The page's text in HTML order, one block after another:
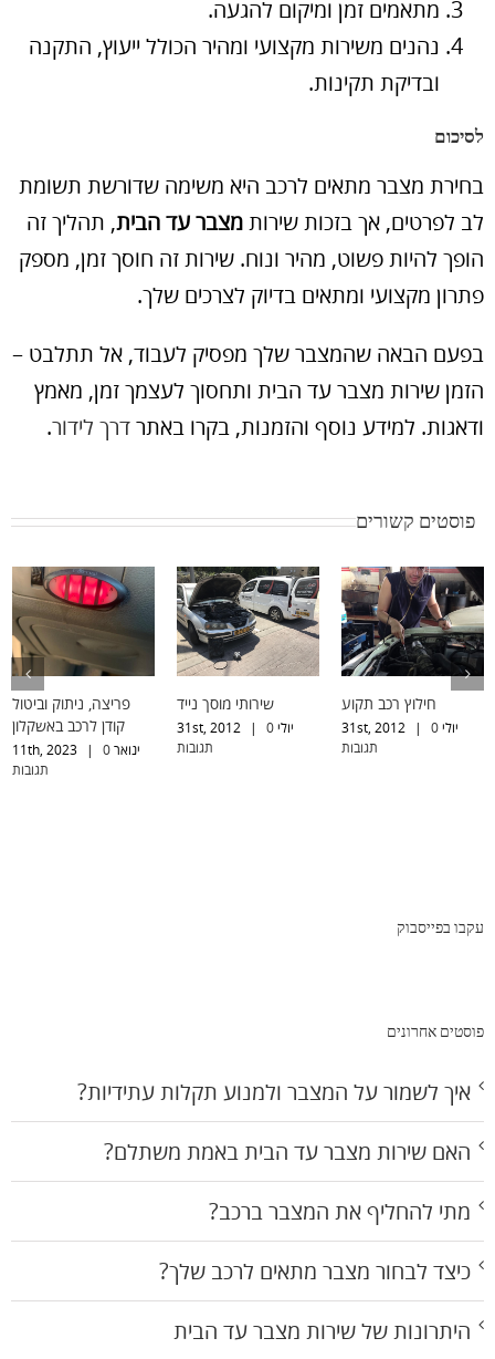
מתאמים זמן ומיקום להגעה.
נהנים משירות מקצועי ומהיר הכולל ייעוץ, התקנה
ובדיקת תקינות.
לסיכום
בחירת מצבר מתאים לרכב היא משימה שדורשת תשומת
לב לפרטים, אך בזכות שירותמצבר עד הבית, תהליך זה
הופך להיות פשוט, מהיר ונוח. שירות זה חוסך זמן, מספק
פתרון מקצועי ומתאים בדיוק לצרכים שלך.
בפעם הבאה שהמצבר שלך מפסיק לעבוד, אל תתלבט –
הזמן שירות מצבר עד הבית ותחסוך לעצמך זמן, מאמץ
ודאגות. למידע נוסף והזמנות, בקרו באתרדרך לידור.
פוסטים קשורים
פריצה, ניתוק וביטול
קודן לרכב באשקלון
ינואר 11th, 2023
תגובות
שירותי מוסך נייד
יולי 31st, 2012
תגובות
חילוץ רכב תקוע
יולי 31st, 2012
תגובות
עקבו בפייסבוק
פוסטים אחרונים
איך לשמור על המצבר ולמנוע תקלות עתידיות?
האם שירות מצבר עד הבית באמת משתלם?
מתי להחליף את המצבר ברכב?
כיצד לבחור מצבר מתאים לרכב שלך?
היתרונות של שירות מצבר עד הבית